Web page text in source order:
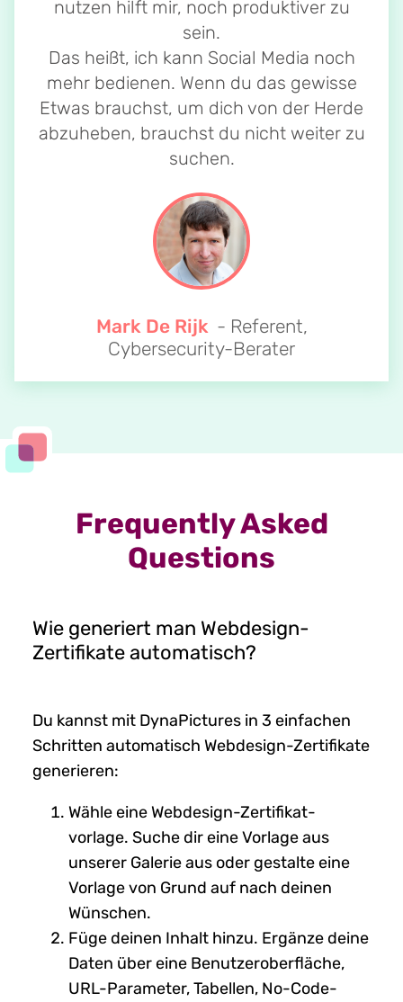
nutzen hilft mir, noch produktiver zu
sein.
Das heißt, ich kann Social Media noch
mehr bedienen. Wenn du das gewisse
Etwas brauchst, um dich von der Herde
abzuheben, brauchst du nicht weiter zu
suchen.
Mark De Rijk - Referent,
Cybersecurity-Berater
Frequently Asked
Questions
Wie generiert man Webdesign-
Zertifikate automatisch?
Du kannst mit DynaPictures in 3 einfachen
Schritten automatisch Webdesign-Zertifikate
generieren:
Wähle eine Webdesign-Zertifikat-
vorlage. Suche dir eine Vorlage aus
unserer Galerie aus oder gestalte eine
Vorlage von Grund auf nach deinen
Wünschen.
Füge deinen Inhalt hinzu. Ergänze deine
Daten über eine Benutzeroberfläche,
URL-Parameter, Tabellen, No-Code-